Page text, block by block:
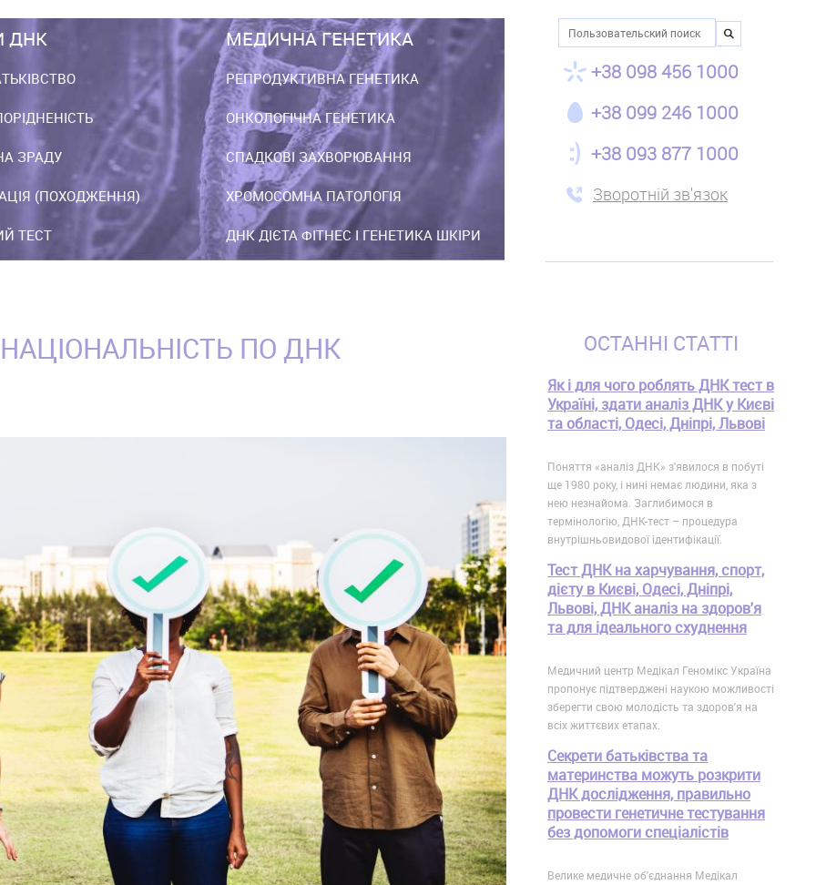
ДНК
ЗРАДУ
(ПОХОДЖЕННЯ)
ТЕСТ
МЕДИЧНА ГЕНЕТИКА
РЕПРОДУКТИВНА ГЕНЕТИКА
ОНКОЛОГІЧНА ГЕНЕТИКА
СПАДКОВІ ЗАХВОРЮВАННЯ
ХРОМОСОМНА ПАТОЛОГІЯ
ДНК ДІЄТА ФІТНЕС І ГЕНЕТИКА ШКІРИ
Пошук
+38 098 456 1000
+38 099 246 1000
+38 093 877 1000
Зворотній зв'язок
ПО ДНК ОСТАННІ СТАТТІ
Як і для чого роблять ДНК тест в
Україні, здати аналіз ДНК у Києві
та області, Одесі, Дніпрі, Львові
Поняття «аналіз ДНК» з'явилося в побуті
ще 1980 року, і нині немає людини, яка з
нею незнайома. Заглибимося в
термінологію, ДНК-тест – процедура
внутрішньовидової ідентифікації.
Тест ДНК на харчування, спорт,
дієту в Києві, Одесі, Дніпрі,
Львові, ДНК аналіз на здоров'я
та для ідеального схуднення
Медичний центр Медікал Геномікс Україна
пропонує підтверджені наукою можливості
зберегти свою молодість та здоров'я на
всіх життєвих етапах.
Секрети батьківства та
материнства можуть розкрити
ДНК дослідження, правильно
провести генетичне тестування
без допомоги спеціалістів
Велике медичне об'єднання Медікал